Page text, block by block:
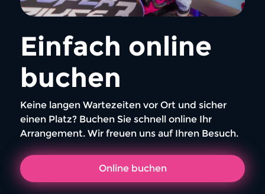
Einfach online
buchen
Keine langen Wartezeiten vor Ort und sicher
einen Platz? Buchen Sie schnell online Ihr
Arrangement. Wir freuen uns auf Ihren Besuch.
Online buchen